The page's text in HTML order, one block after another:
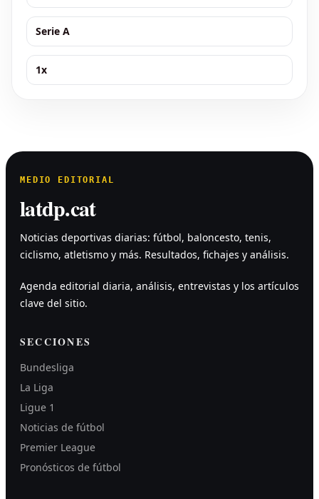
Serie A
1x
MEDIO EDITORIAL
latdp.cat
Noticias deportivas diarias: fútbol, baloncesto, tenis,
ciclismo, atletismo y más. Resultados, fichajes y análisis.
Agenda editorial diaria, análisis, entrevistas y los artículos
clave del sitio.
SECCIONES
Bundesliga
La Liga
Ligue 1
Noticias de fútbol
Premier League
Pronósticos de fútbol